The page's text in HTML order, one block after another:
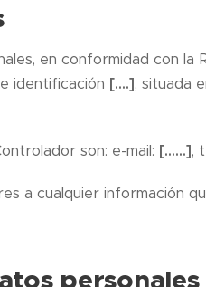
en conformidad con la
identificación [….], situada
son: e-mail: [……],
a cualquier información
personales